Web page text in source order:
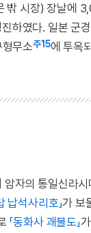
밖 시장) 장날에
하였다. 일본 군
무소주15에 투옥
자의 통일신라시
납석사리호」가 보
「동화사 괘불도」